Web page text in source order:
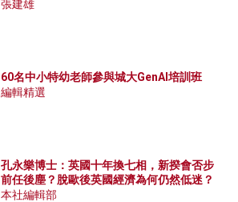
張建雄
60名中小特幼老師參與城大GenAI培訓班
編輯精選
孔永樂博士：英國十年換七相，新揆會否步
前任後塵？脫歐後英國經濟為何仍然低迷？
本社編輯部